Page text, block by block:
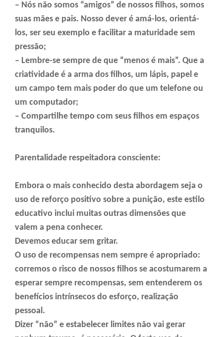
– Nós não somos “amigos” de nossos filhos, somos
suas mães e pais. Nosso dever é amá-los, orientá-
los, ser seu exemplo e facilitar a maturidade sem
pressão;
– Lembre-se sempre de que “menos é mais”. Que a
criatividade é a arma dos filhos, um lápis, papel e
um campo tem mais poder do que um telefone ou
um computador;
– Compartilhe tempo com seus filhos em espaços
tranquilos.
Parentalidade respeitadora consciente:
Embora o mais conhecido desta abordagem seja o
uso de reforço positivo sobre a punição, este estilo
educativo inclui muitas outras dimensões que
valem a pena conhecer.
Devemos educar sem gritar.
O uso de recompensas nem sempre é apropriado:
corremos o risco de nossos filhos se acostumarem a
esperar sempre recompensas, sem entenderem os
benefícios intrínsecos do esforço, realização
pessoal.
Dizer “não” e estabelecer limites não vai gerar